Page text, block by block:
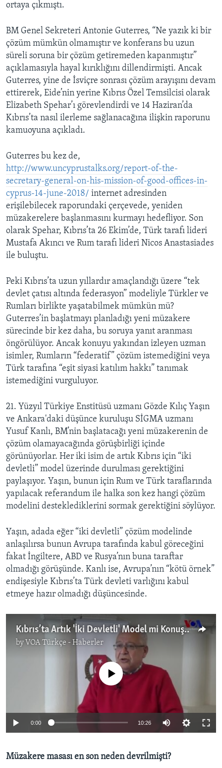
ortaya çıkmıştı.
BM Genel Sekreteri Antonie Guterres, “Ne yazık ki bir
çözüm mümkün olmamıştır ve konferans bu uzun
süreli soruna bir çözüm getiremeden kapanmıştır”
açıklamasıyla hayal kırıklığını dillendirmişti. Ancak
Guterres, yine de İsviçre sonrası çözüm arayışını devam
ettirerek, Eide’nin yerine Kıbrıs Özel Temsilcisi olarak
Elizabeth Spehar’ı görevlendirdi ve 14 Haziran’da
Kıbrıs’ta nasıl ilerleme sağlanacağına ilişkin raporunu
kamuoyuna açıkladı.
Guterres bu kez de,
http://www.uncyprustalks.org/report-of-the-
secretary-general-on-his-mission-of-good-offices-in-
cyprus-14-june-2018/ internet adresinden
erişilebilecek raporundaki çerçevede, yeniden
müzakerelere başlanmasını kurmayı hedefliyor. Son
olarak Spehar, Kıbrıs’ta 26 Ekim’de, Türk tarafı lideri
Mustafa Akıncı ve Rum tarafı lideri Nicos Anastasiades
ile buluştu.
Peki Kıbrıs’ta uzun yıllardır amaçlandığı üzere “tek
devlet çatısı altında federasyon” modeliyle Türkler ve
Rumları birlikte yaşatabilmek mümkün mü?
Guterres’in başlatmayı planladığı yeni müzakere
sürecinde bir kez daha, bu soruya yanıt aranması
öngörülüyor. Ancak konuyu yakından izleyen uzman
isimler, Rumların “federatif” çözüm istemediğini veya
Türk tarafına “eşit siyasi katılım hakkı” tanımak
istemediğini vurguluyor.
21. Yüzyıl Türkiye Enstitüsü uzmanı Gözde Kılıç Yaşın
ve Ankara'daki düşünce kuruluşu SİGMA uzmanı
Yusuf Kanlı, BM’nin başlatacağı yeni müzakerenin de
çözüm olamayacağında görüşbirliği içinde
görünüyorlar. Her iki isim de artık Kıbrıs için “iki
devletli” model üzerinde durulması gerektiğini
paylaşıyor. Yaşın, bunun için Rum ve Türk taraflarında
yapılacak referandum ile halka son kez hangi çözüm
modelini desteklediklerini sormak gerektiğini söylüyor.
Yaşın, adada eğer “iki devletli” çözüm modelinde
anlaşılırsa bunun Avrupa tarafında kabul göreceğini
fakat İngiltere, ABD ve Rusya’nın buna taraftar
olmadığı görüşünde. Kanlı ise, Avrupa’nın “kötü örnek”
endişesiyle Kıbrıs’ta Türk devleti varlığını kabul
etmeye hazır olmadığı düşüncesinde.
Kıbrıs’ta Artık 'İki Devletli' Model mi Konuşulmalı?
by VOA Türkçe - Haberler
No media source currently available
0:00 10:26
Müzakere masası en son neden devrilmişti?